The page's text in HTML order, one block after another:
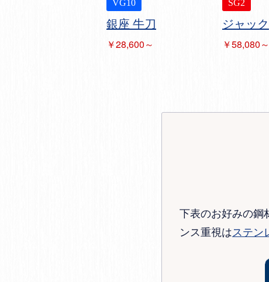
VG10
銀座 牛刀
￥28,600～
SG2
ジャック
￥58,080～
下表のお好みの鋼
ンス重視はステン